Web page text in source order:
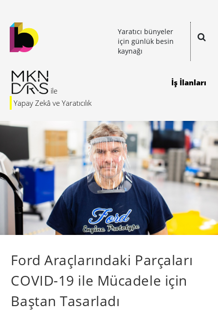
Yaratıcı bünyeler
için günlük besin
kaynağı
Yapay Zekâ ve Yaratıcılık
İş İlanları
Ford Araçlarındaki Parçaları
COVID-19 ile Mücadele için
Baştan Tasarladı